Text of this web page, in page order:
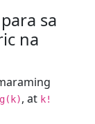
sa
na
, at k!